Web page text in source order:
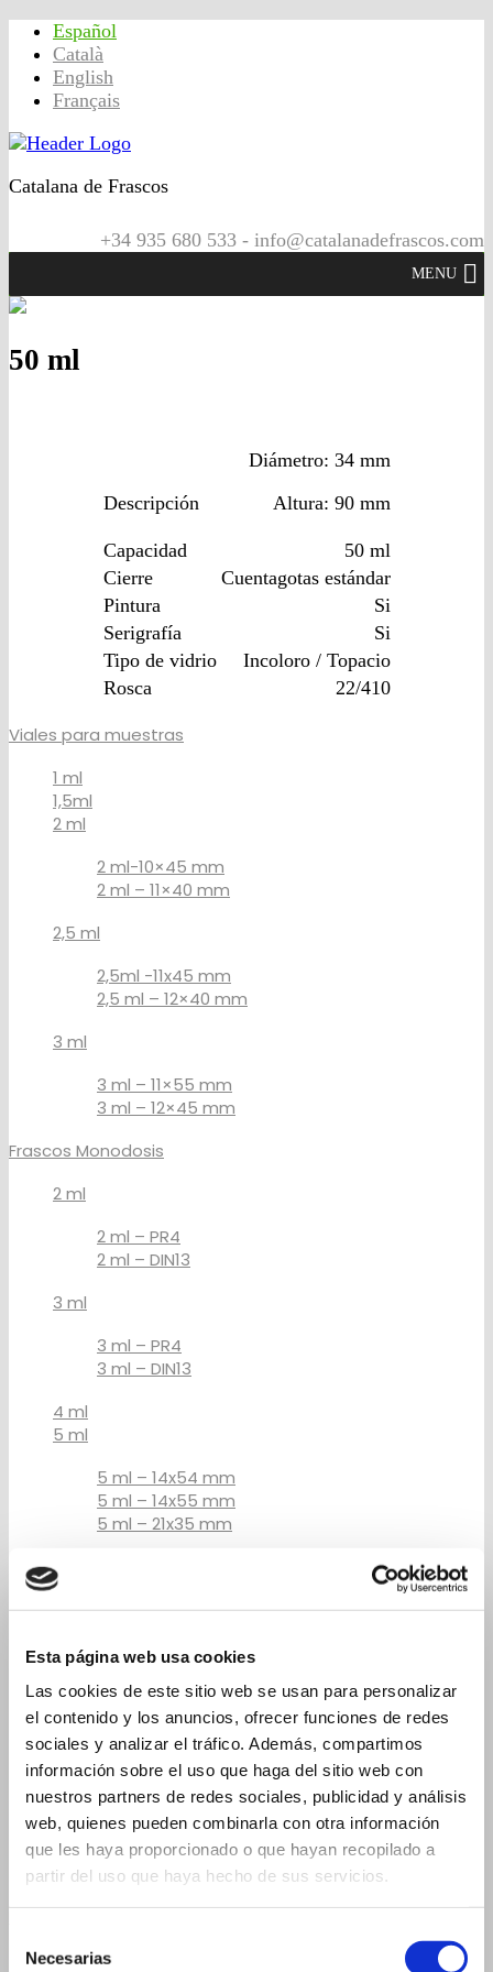
Esta página web usa cookies
Las cookies de este sitio web se usan para personalizar
el contenido y los anuncios, ofrecer funciones de redes
sociales y analizar el tráfico. Además, compartimos
información sobre el uso que haga del sitio web con
nuestros partners de redes sociales, publicidad y análisis
web, quienes pueden combinarla con otra información
que les haya proporcionado o que hayan recopilado a
partir del uso que haya hecho de sus servicios.
Necesarias
Español
Català
English
Français
Catalana de Frascos
+34 935 680 533 - info@catalanadefrascos.com
MENU
50 ml
Descripción
Diámetro: 34 mm
Altura: 90 mm
Capacidad
50 ml
Cierre
Cuentagotas estándar
Pintura
Si
Serigrafía
Si
Tipo de vidrio
Incoloro / Topacio
Rosca
22/410
Viales para muestras
1 ml
1,5ml
2 ml
2 ml-10×45 mm
2 ml – 11×40 mm
2,5 ml
2,5ml -11x45 mm
2,5 ml – 12×40 mm
3 ml
3 ml – 11×55 mm
3 ml – 12×45 mm
Frascos Monodosis
2 ml
2 ml – PR4
2 ml – DIN13
3 ml
3 ml – PR4
3 ml – DIN13
4 ml
5 ml
5 ml – 14x54 mm
5 ml – 14x55 mm
5 ml – 21x35 mm
8 ml
10 ml
10 ml – 23x46 mm
15 ml
15 ml - 19x88 mm
15 ml - 23x57 mm
20 ml
20 ml - 19x105 mm
20 ml - 26x60 mm
Frascos para cuentagotas
2 ml